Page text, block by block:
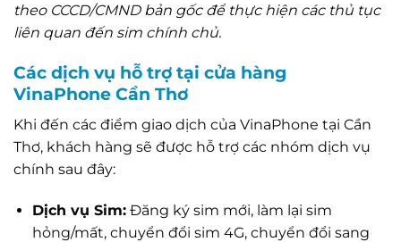
theo CCCD/CMND bản gốc để thực hiện các thủ tục
liên quan đến sim chính chủ.
Các dịch vụ hỗ trợ tại cửa hàng
VinaPhone Cần Thơ
Khi đến các điểm giao dịch của VinaPhone tại Cần
Thơ, khách hàng sẽ được hỗ trợ các nhóm dịch vụ
chính sau đây:
Dịch vụ Sim:Đăng ký sim mới, làm lại sim
hỏng/mất, chuyển đổi sim 4G, chuyển đổi sang